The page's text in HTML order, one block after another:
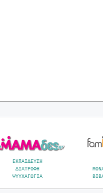
ΕΚΠΑΙΔΕΥΣΗ
ΔΙΑΤΡΟΦΗ
ΨΥΥΧΑΓΩΓΙΑ